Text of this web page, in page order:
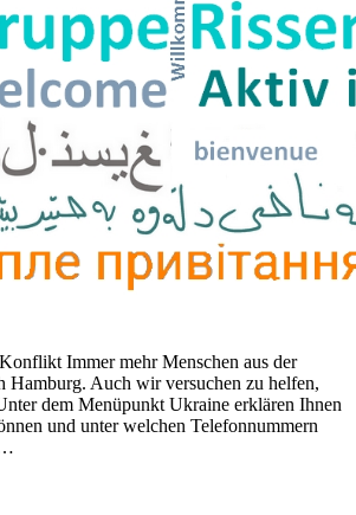
Immer mehr Menschen aus der
Hamburg. Auch wir versuchen zu helfen,
dem Menüpunkt Ukraine erklären Ihnen
und unter welchen Telefonnummern